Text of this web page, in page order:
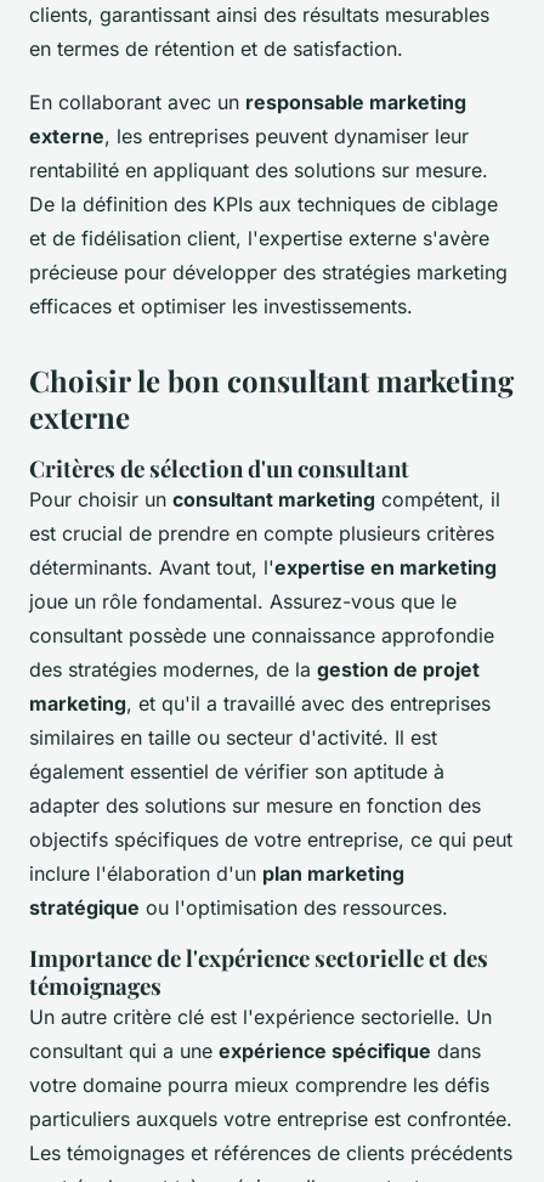
clients, garantissant ainsi des résultats mesurables
en termes de rétention et de satisfaction.
En collaborant avec un responsable marketing
externe, les entreprises peuvent dynamiser leur
rentabilité en appliquant des solutions sur mesure.
De la définition des KPIs aux techniques de ciblage
et de fidélisation client, l'expertise externe s'avère
précieuse pour développer des stratégies marketing
efficaces et optimiser les investissements.
Choisir le bon consultant marketing
externe
Critères de sélection d'un consultant
Pour choisir un consultant marketing compétent, il
est crucial de prendre en compte plusieurs critères
déterminants. Avant tout, l'expertise en marketing
joue un rôle fondamental. Assurez-vous que le
consultant possède une connaissance approfondie
des stratégies modernes, de la gestion de projet
marketing, et qu'il a travaillé avec des entreprises
similaires en taille ou secteur d'activité. Il est
également essentiel de vérifier son aptitude à
adapter des solutions sur mesure en fonction des
objectifs spécifiques de votre entreprise, ce qui peut
inclure l'élaboration d'un plan marketing
stratégique ou l'optimisation des ressources.
Importance de l'expérience sectorielle et des
témoignages
Un autre critère clé est l'expérience sectorielle. Un
consultant qui a une expérience spécifique dans
votre domaine pourra mieux comprendre les défis
particuliers auxquels votre entreprise est confrontée.
Les témoignages et références de clients précédents